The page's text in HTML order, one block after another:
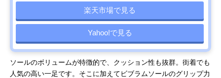
楽天市場で見る
Yahoo!で見る
ソールのボリュームが特徴的で、クッション性も抜群。街着でも
人気の高い一足です。そこに加えてビブラムソールのグリップ力